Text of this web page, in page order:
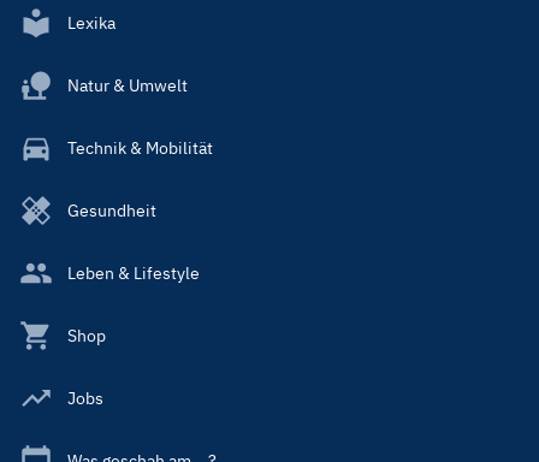
Lexika
Natur & Umwelt
Technik & Mobilität
Gesundheit
Leben & Lifestyle
Shop
Jobs